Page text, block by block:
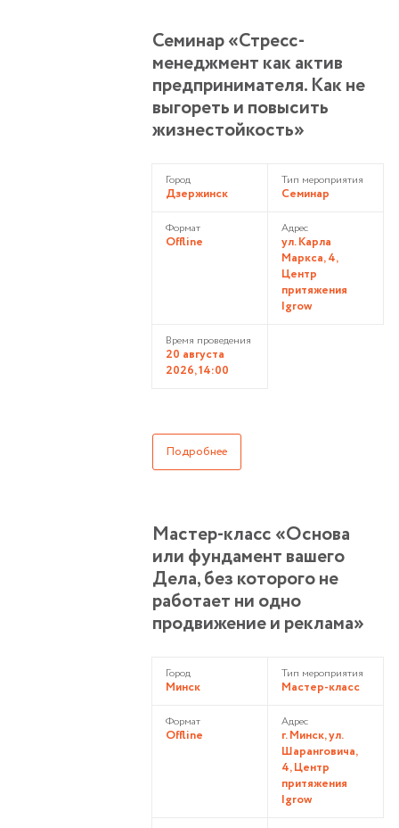
Семинар «Стресс-
менеджмент как актив
предпринимателя. Как не
выгореть и повысить
жизнестойкость»
Город
Дзержинск
Тип мероприятия
Семинар
Формат
Offline
Адрес
ул. Карла
Маркса, 4,
Центр
притяжения
Igrow
Время проведения
20 августа
2026, 14:00
Подробнее
Мастер-класс «Основа
или фундамент вашего
Дела, без которого не
работает ни одно
продвижение и реклама»
Город
Минск
Тип мероприятия
Мастер-класс
Формат
Offline
Адрес
г. Минск, ул.
Шаранговича,
4, Центр
притяжения
Igrow